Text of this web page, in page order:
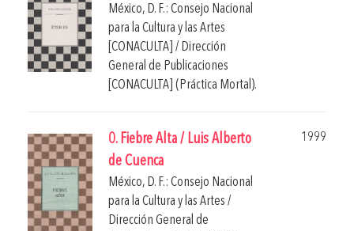
México, D. F.: Consejo Nacional
para la Cultura y las Artes
[CONACULTA] / Dirección
General de Publicaciones
[CONACULTA] (Práctica Mortal).
0. Fiebre Alta / Luis Alberto
de Cuenca
1999
México, D. F.: Consejo Nacional
para la Cultura y las Artes /
Dirección General de